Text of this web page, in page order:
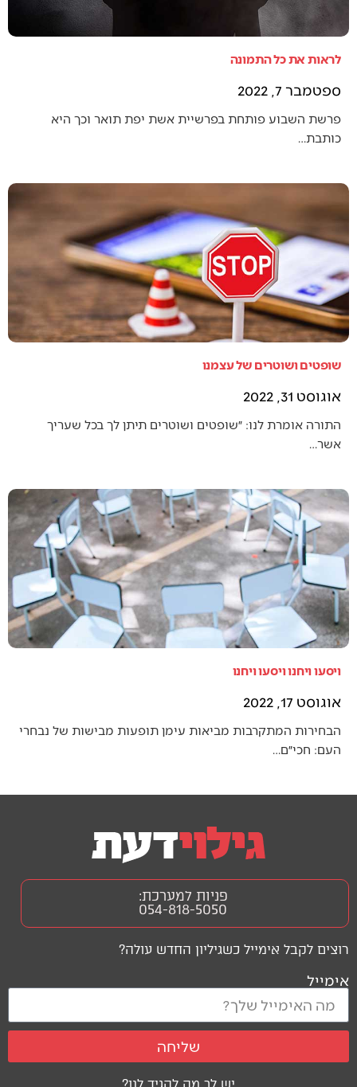
לראות את כל התמונה
ספטמבר 7, 2022
פרשת השבוע פותחת בפרשיית אשת יפת תואר וכך היא
כותבת…
שופטים ושוטרים של עצמנו
אוגוסט 31, 2022
התורה אומרת לנו: ״שופטים ושוטרים תיתן לך בכל שעריך
אשר…
ויסעו ויחנו ויסעו ויחנו
אוגוסט 17, 2022
הבחירות המתקרבות מביאות עימן תופעות מבישות של נבחרי
העם: חכי״ם…
רוצים לקבל אימייל כשגיליון החדש עולה?
אימייל
שליחה
פניות למערכת:
054-818-5050